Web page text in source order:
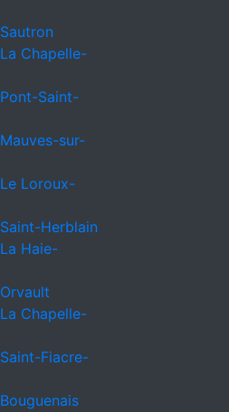
Chapelle-
Saint-
sur-
Loroux-
Herblain
Haie-
Chapelle-
Fiacre-